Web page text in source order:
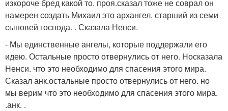
изкороче бред какой то. проя.сказал тоже не соврал он
намерен создать Михаил это архангел. старший из семи
сыновей господа. . Сказала Ненси.
- Мы единственные ангелы, которые поддержали его
идею. Остальные просто отвернулись от него. Носказала
Ненси. что это необходимо для спасения этого мира.
Сказал анк.остальные просто отвернулись от него. но
мы верим что это необходимо для спасения этого мира.
.анк. .